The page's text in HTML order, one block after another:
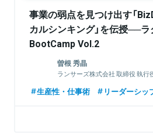
事業の弱点を見つけ出す「
カルシンキング」を伝授──
BootCamp Vol.2
曽根 秀晶
ランサーズ株式会社 取締役 執行
生産性・仕事術 リーダーシッ